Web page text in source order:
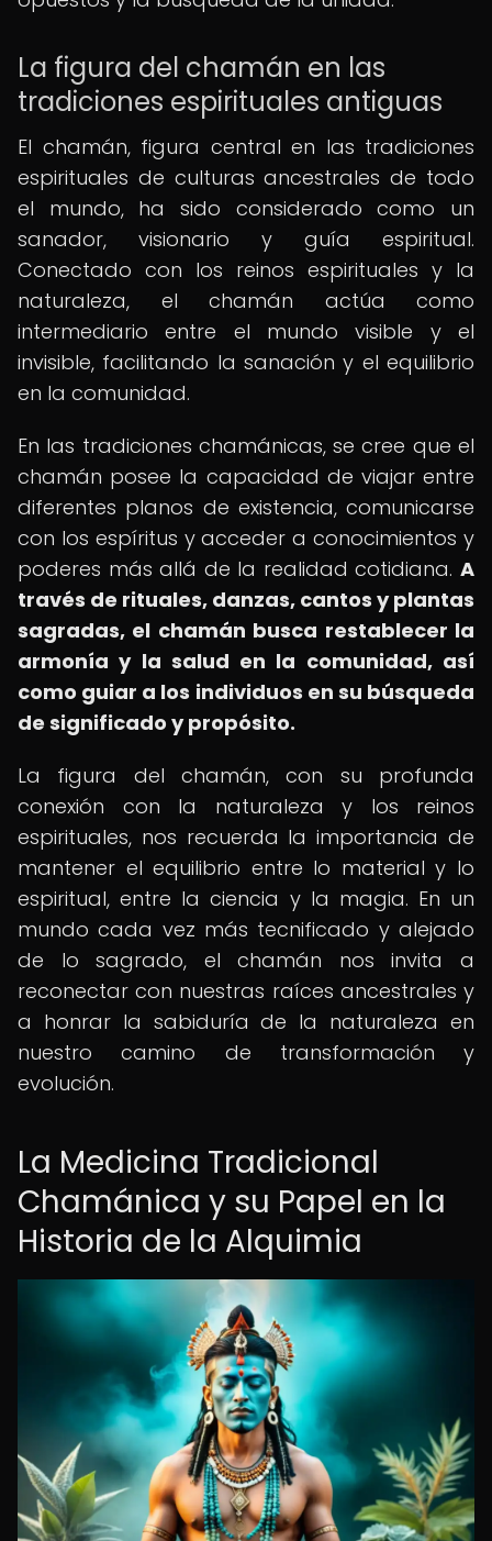
La figura del chamán en las
tradiciones espirituales antiguas
El chamán, figura central en las tradiciones
espirituales de culturas ancestrales de todo
el mundo, ha sido considerado como un
sanador, visionario y guía espiritual.
Conectado con los reinos espirituales y la
naturaleza, el chamán actúa como
intermediario entre el mundo visible y el
invisible, facilitando la sanación y el equilibrio
en la comunidad.
En las tradiciones chamánicas, se cree que el
chamán posee la capacidad de viajar entre
diferentes planos de existencia, comunicarse
con los espíritus y acceder a conocimientos y
poderes más allá de la realidad cotidiana. A
través de rituales, danzas, cantos y plantas
sagradas, el chamán busca restablecer la
armonía y la salud en la comunidad, así
como guiar a los individuos en su búsqueda
de significado y propósito.
La figura del chamán, con su profunda
conexión con la naturaleza y los reinos
espirituales, nos recuerda la importancia de
mantener el equilibrio entre lo material y lo
espiritual, entre la ciencia y la magia. En un
mundo cada vez más tecnificado y alejado
de lo sagrado, el chamán nos invita a
reconectar con nuestras raíces ancestrales y
a honrar la sabiduría de la naturaleza en
nuestro camino de transformación y
evolución.
La Medicina Tradicional
Chamánica y su Papel en la
Historia de la Alquimia